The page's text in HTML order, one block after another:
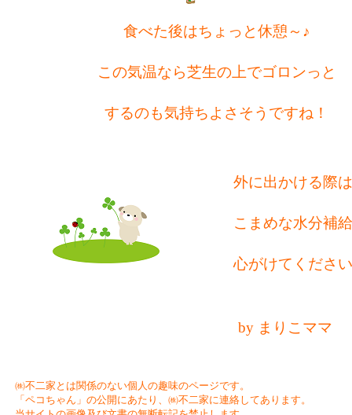
食べた後はちょっと休憩～♪
この気温なら芝生の上でゴロンっと
するのも気持ちよさそうですね！
外に出かける際
こまめな水分補
心がけてくださ
by まりこママ
㈱不二家とは関係のない個人の趣味のページです。
「ペコちゃん」の公開にあたり、㈱不二家に連絡してあります。